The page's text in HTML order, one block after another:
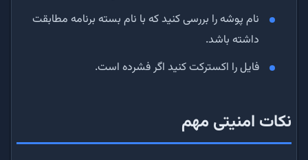
نام پوشه را بررسی کنید که با نام بسته برنامه مطابقت
داشته باشد.
فایل را اکسترکت کنید اگر فشرده است.
نکات امنیتی مهم